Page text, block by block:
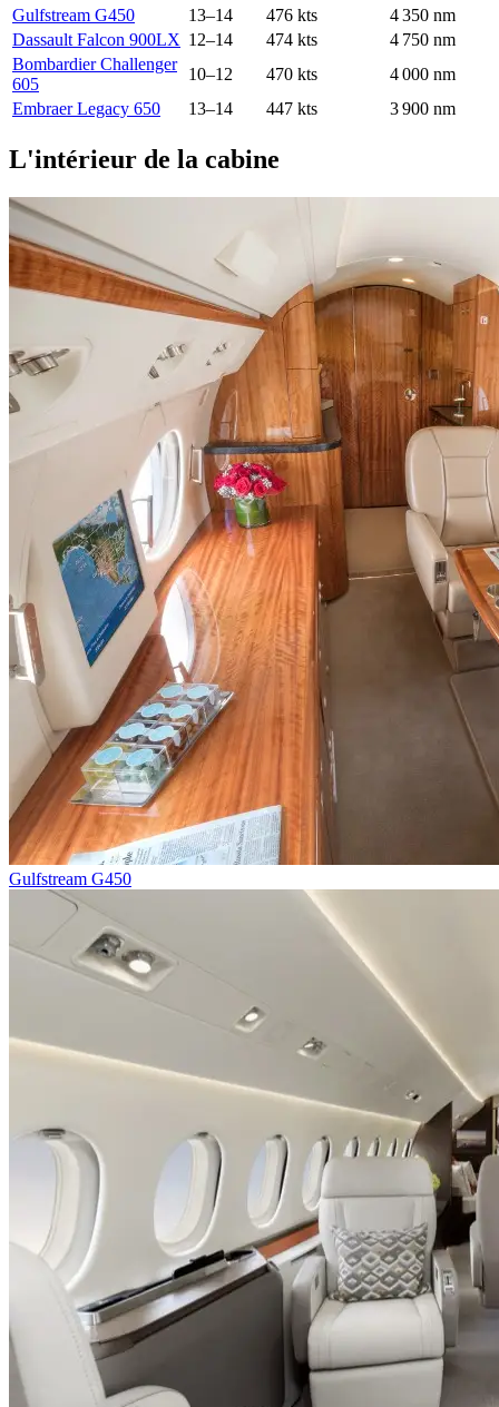
Gulfstream G450
13–14 476 kts
4 350 nm
Dassault Falcon 900LX 12–14 474 kts
4 750 nm
Bombardier Challenger
605
10–12 470 kts
4 000 nm
Embraer Legacy 650
13–14 447 kts 3 900 nm
L'intérieur de la cabine
Gulfstream G450